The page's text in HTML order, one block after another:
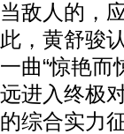
当敌人的，
此，黄舒骏
一曲“惊艳而
远进入终极
的综合实力